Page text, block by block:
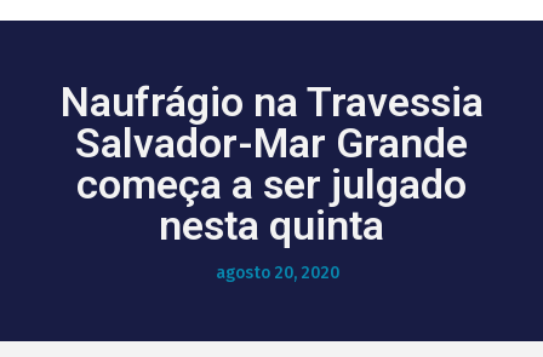
Naufrágio na Travessia
Salvador-Mar Grande
começa a ser julgado
nesta quinta
agosto 20, 2020